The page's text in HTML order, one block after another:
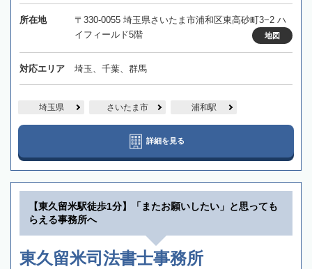
所在地
〒330-0055 埼玉県さいたま市浦和区東高砂町3−2 ハ
イフィールド5階
地図
対応エリア 埼玉、千葉、群馬
埼玉県 さいたま市 浦和駅
詳細を見る
【東久留米駅徒歩1分】「またお願いしたい」と思っても
らえる事務所へ
東久留米司法書士事務所